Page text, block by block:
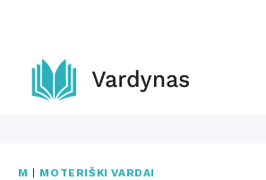
content
M | MOTERIŠKI VARDAI